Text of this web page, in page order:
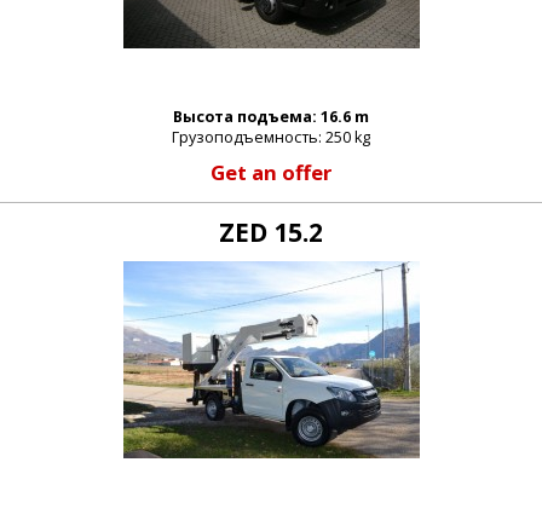
Высота подъема: 16.6 m
Грузоподъемность: 250 kg
Get an offer
ZED 15.2